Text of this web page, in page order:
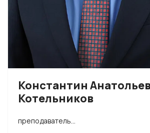
Константин
Котельников
преподаватель...